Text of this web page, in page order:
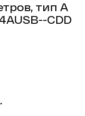
тип A
CDD